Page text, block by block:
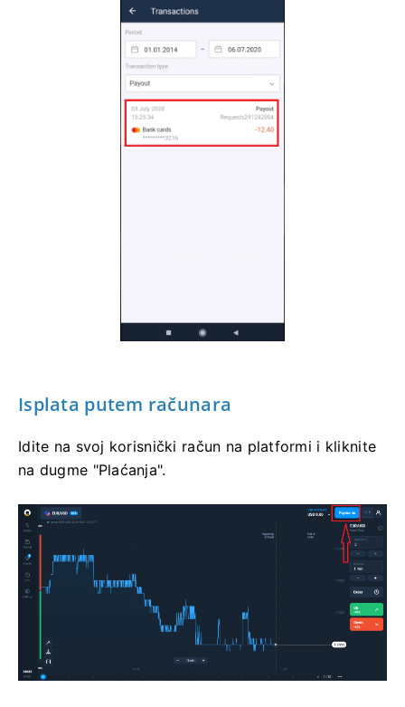
Isplata putem računara
Idite na svoj korisnički račun na platformi i kliknite
na dugme "Plaćanja".